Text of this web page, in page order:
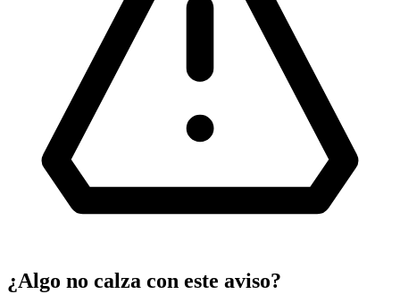
¿Algo no calza con este aviso?